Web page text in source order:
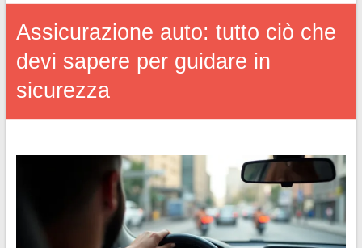
Assicurazione auto: tutto ciò che
devi sapere per guidare in
sicurezza